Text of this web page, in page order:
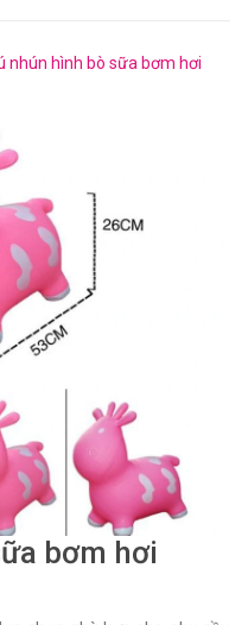
nhún hình bò sữa bơm hơi
bơm hơi